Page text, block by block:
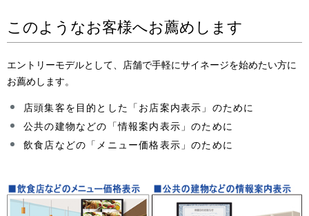
このようなお客様へお薦めします
エントリーモデルとして、店舗で手軽にサイネージを始めたい方に
お薦めします。
店頭集客を目的とした「お店案内表示」のために
公共の建物などの「情報案内表示」のために
飲食店などの「メニュー価格表示」のために